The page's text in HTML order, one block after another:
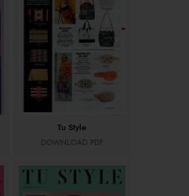
Tu Style
DOWNLOAD PDF